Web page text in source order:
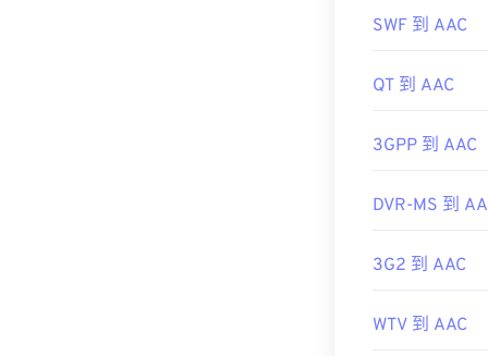
Cnet.com
首次發布：
http://
此外，由於
開，例如
首次發布：
https://
SWF 到 AAC
QT 到 AAC
3GPP 到 AAC
DVR-MS 到
3G2 到 AAC
WTV 到 AAC